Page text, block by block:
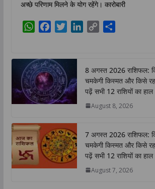
अच्छे परिणाम मिलने के योग रहेंगे। कारोबारी
W
t
s
A
p
e
b
o
o
t
t
e
r
e
d
n
L
i
k
e
8 अगस्त 2026 राशिफल:
चमकेगी किस्मत और किसे
पढ़ें सभी 12 राशियों का हाल
August 8, 2026
7 अगस्त 2026 राशिफल:
चमकेगी किस्मत और किसे
पढ़ें सभी 12 राशियों का हाल
August 7, 2026